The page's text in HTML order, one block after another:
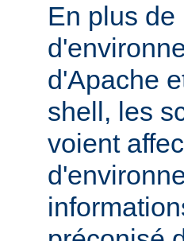
En plus
d'Apache
shell, les
voient